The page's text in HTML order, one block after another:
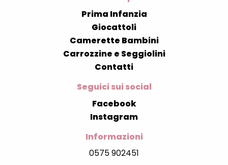
Prima Infanzia
Giocattoli
Camerette Bambini
Carrozzine e Seggiolini
Contatti
Seguici sui social
Facebook
Instagram
Informazioni
0575 902451